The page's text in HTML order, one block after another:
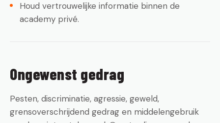
Houd vertrouwelijke informatie binnen de
academy privé.
Ongewenst gedrag
Pesten, discriminatie, agressie, geweld,
grensoverschrijdend gedrag en middelengebruik